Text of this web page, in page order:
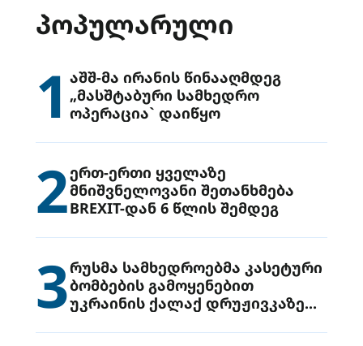
ᲞᲝᲞᲣᲚᲐᲠᲣᲚᲘ
1 აშშ-მა ირანის წინააღმდეგ
„მასშტაბური სამხედრო
ოპერაცია` დაიწყო
2ერთ-ერთი ყველაზე
მნიშვნელოვანი შეთანხმება
BREXIT-დან 6 წლის შემდეგ
3რუსმა სამხედროებმა კასეტური
ბომბების გამოყენებით
უკრაინის ქალაქ დრუჟივკაზე